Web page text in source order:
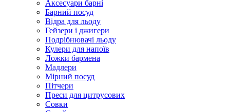
Аксесуари барні
Барний посуд
Відра для льоду
Гейзери і джигери
Подрібнювачі льоду
Кулери для напоїв
Ложки бармена
Мадлери
Мірний посуд
Пітчери
Преси для цитрусових
Совки